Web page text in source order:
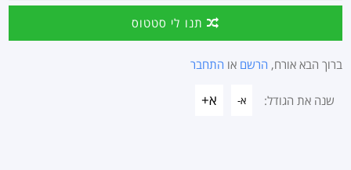
תנו לי סטטוס
ברוך הבא אורח, הרשם או התחבר
שנה את הגודל: א- א+